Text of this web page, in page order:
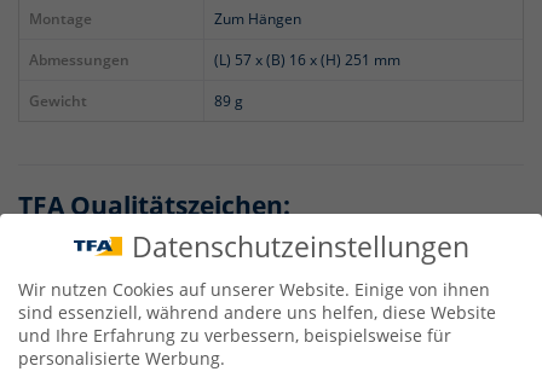
Montage
Zum Hängen
Abmessungen
(L) 57 x (B) 16 x (H) 251 mm
Gewicht
89 g
TFA Qualitätszeichen:
Datenschutzeinstellungen
Wir nutzen Cookies auf unserer Website. Einige von ihnen
sind essenziell, während andere uns helfen, diese Website
und Ihre Erfahrung zu verbessern, beispielsweise für
personalisierte Werbung.